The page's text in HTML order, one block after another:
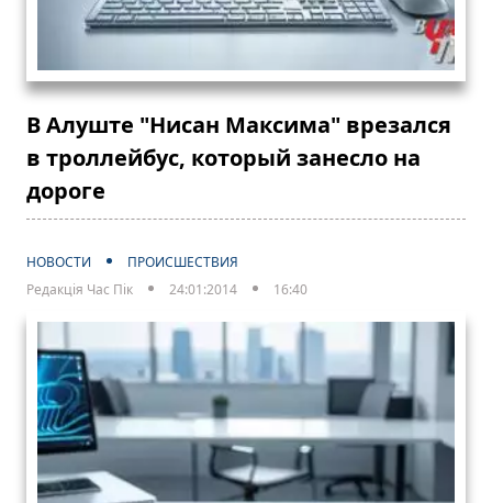
В Алуште "Нисан Максима" врезался
в троллейбус, который занесло на
дороге
НОВОСТИ
ПРОИСШЕСТВИЯ
Редакція Час Пік
24:01:2014 16:40